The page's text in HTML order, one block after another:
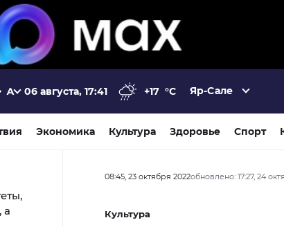
06 августа, 17:41 +17 °C Яр-Сале
Экономика Культура Здоровье Спорт
а
08:45, 23 октября 2022обновлено: 17:27, 24
Культура